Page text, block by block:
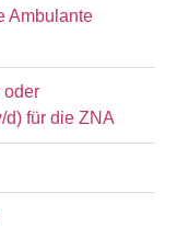
Ambulante
oder
d) für die ZNA